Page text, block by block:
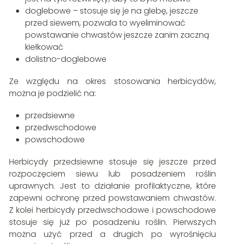
doglebowe – stosuje się je na glebę, jeszcze
przed siewem, pozwala to wyeliminować
powstawanie chwastów jeszcze zanim zaczną
kiełkować
dolistno-doglebowe
Ze względu na okres stosowania herbicydów,
można je podzielić na:
przedsiewne
przedwschodowe
powschodowe
Herbicydy przedsiewne stosuje się jeszcze przed
rozpoczęciem siewu lub posadzeniem roślin
uprawnych. Jest to działanie profilaktyczne, które
zapewni ochronę przed powstawaniem chwastów.
Z kolei herbicydy przedwschodowe i powschodowe
stosuje się już po posadzeniu roślin. Pierwszych
można użyć przed a drugich po wyrośnięciu